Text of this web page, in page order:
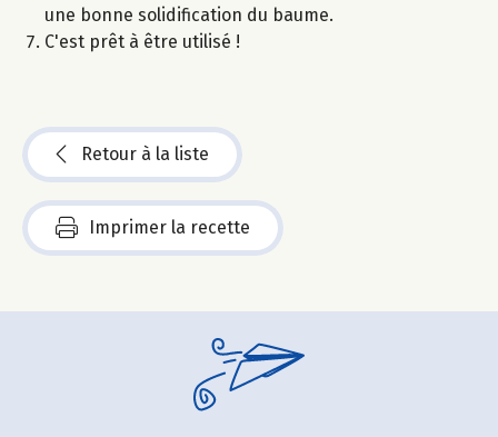
une bonne solidification du baume.
C'est prêt à être utilisé !
Retour à la liste
Imprimer la recette